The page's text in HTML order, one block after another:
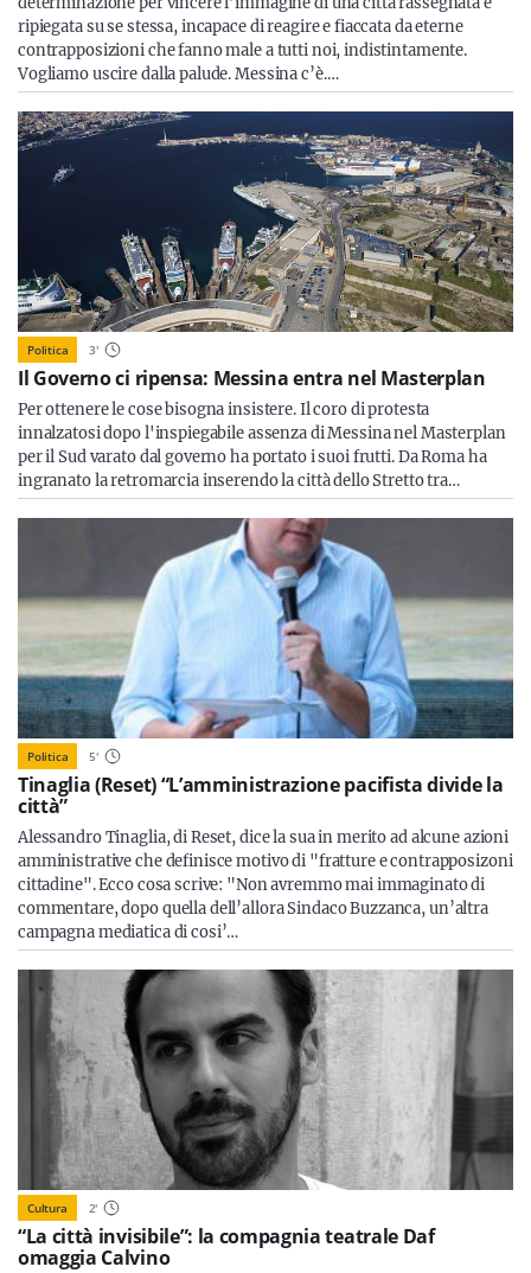
ripiegata su se stessa, incapace di reagire e fiaccata da eterne
contrapposizioni che fanno male a tutti noi, indistintamente.
Vogliamo uscire dalla palude. Messina c’è.…
Politica 3'
Il Governo ci ripensa: Messina entra nel Masterplan
Per ottenere le cose bisogna insistere. Il coro di protesta
innalzatosi dopo l'inspiegabile assenza di Messina nel Masterplan
per il Sud varato dal governo ha portato i suoi frutti. Da Roma ha
ingranato la retromarcia inserendo la città dello Stretto tra…
Politica 5'
Tinaglia (Reset) “L’amministrazione pacifista divide la
città”
Alessandro Tinaglia, di Reset, dice la sua in merito ad alcune azioni
amministrative che definisce motivo di "fratture e contrapposizoni
cittadine". Ecco cosa scrive: "Non avremmo mai immaginato di
commentare, dopo quella dell’allora Sindaco Buzzanca, un’altra
campagna mediatica di cosi’…
Cultura 2'
“La città invisibile”: la compagnia teatrale Daf
omaggia Calvino